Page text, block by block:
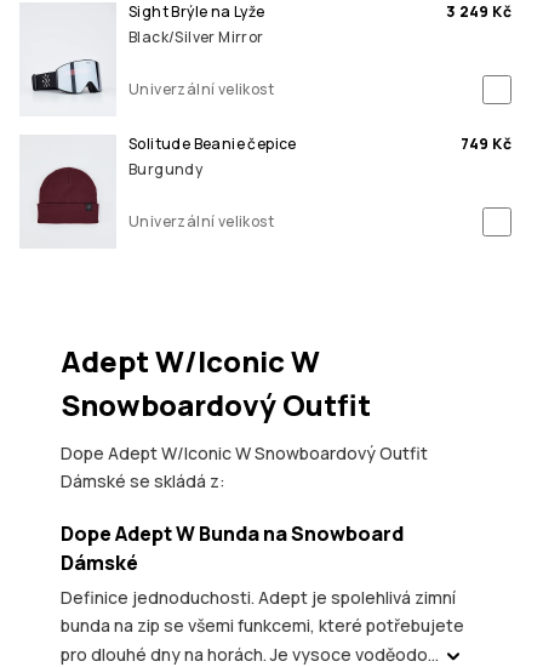
Sight Brýle na Lyže
Black/Silver Mirror
3 249 Kč
Univerzální velikost
Solitude Beanie čepice
Burgundy
749 Kč
Univerzální velikost
Adept W/Iconic W
Snowboardový Outfit
Dope Adept W/Iconic W Snowboardový Outfit
Dámské se skládá z:
Dope Adept W Bunda na Snowboard
Dámské
Definice jednoduchosti. Adept je spolehlivá zimní
bunda na zip se všemi funkcemi, které potřebujete
pro dlouhé dny na horách. Je vysoce voděodo...